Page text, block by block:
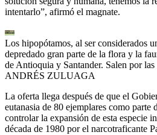
intentarlo”, afirmó el magnate.
Los hipopótamos, al ser considerados
depredado gran parte de la flora y la
de Antioquia y Santander. Salen por las
ANDRÉS ZULUAGA
La oferta llega después de que el
eutanasia de 80 ejemplares como parte
controlar la expansión de esta especie
década de 1980 por el narcotraficante